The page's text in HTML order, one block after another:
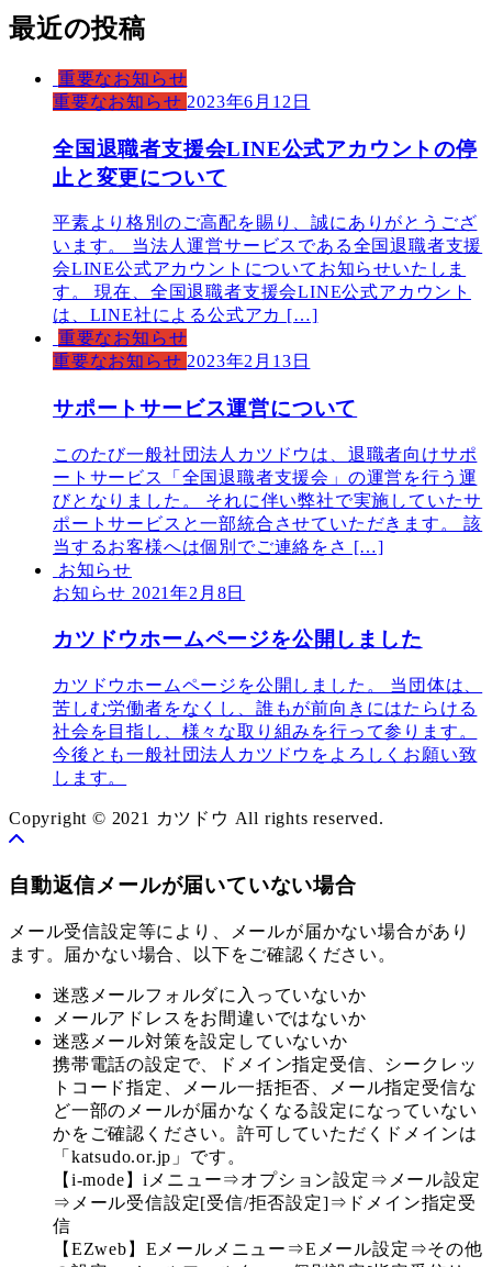
最近の投稿
重要なお知らせ
重要なお知らせ 2023年6月12日
全国退職者支援会LINE公式アカウントの停
止と変更について
平素より格別のご高配を賜り、誠にありがとうござ
います。 当法人運営サービスである全国退職者支援
会LINE公式アカウントについてお知らせいたしま
す。 現在、全国退職者支援会LINE公式アカウント
は、LINE社による公式アカ […]
重要なお知らせ
重要なお知らせ 2023年2月13日
サポートサービス運営について
このたび一般社団法人カツドウは、退職者向けサポ
ートサービス「全国退職者支援会」の運営を行う運
びとなりました。 それに伴い弊社で実施していたサ
ポートサービスと一部統合させていただきます。 該
当するお客様へは個別でご連絡をさ […]
お知らせ
お知らせ 2021年2月8日
カツドウホームページを公開しました
カツドウホームページを公開しました。 当団体は、
苦しむ労働者をなくし、誰もが前向きにはたらける
社会を目指し、様々な取り組みを行って参ります。
今後とも一般社団法人カツドウをよろしくお願い致
します。
Copyright © 2021 カツドウ All rights reserved.
自動返信メールが届いていない場合
メール受信設定等により、メールが届かない場合があり
ます。届かない場合、以下をご確認ください。
迷惑メールフォルダに入っていないか
メールアドレスをお間違いではないか
迷惑メール対策を設定していないか
携帯電話の設定で、ドメイン指定受信、シークレッ
トコード指定、メール一括拒否、メール指定受信な
ど一部のメールが届かなくなる設定になっていない
かをご確認ください。許可していただくドメインは
「katsudo.or.jp」です。
【i-mode】iメニュー⇒オプション設定⇒メール設定
⇒メール受信設定[受信/拒否設定]⇒ドメイン指定受
信
【EZweb】Eメールメニュー⇒Eメール設定⇒その他